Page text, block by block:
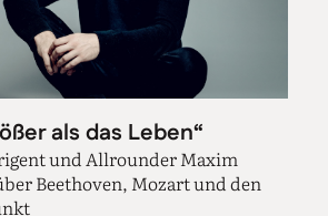
als das Leben“
und Allrounder Maxim
Beethoven, Mozart und den